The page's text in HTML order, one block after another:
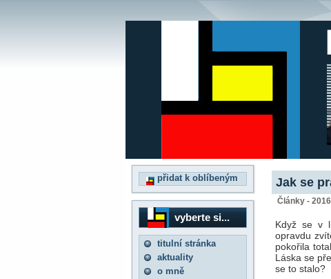
přidat k oblíbeným
vyberte si...
titulní stránka
aktuality
o mně
Jak se
Články - 2016
Když se v
opravdu
pokořila
Láska se
se to stalo?